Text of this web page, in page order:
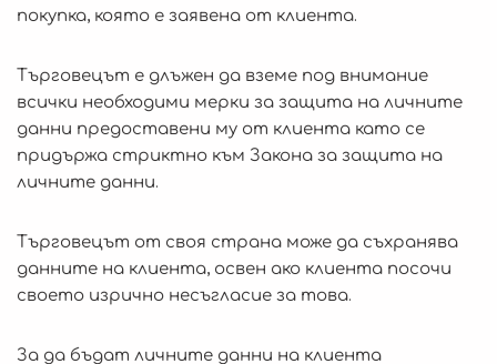
покупка, която е заявена от клиента.
Търговецът е длъжен да вземе под внимание
всички необходими мерки за защита на личните
данни предоставени му от клиента като се
придържа стриктно към Закона за защита на
личните данни.
Търговецът от своя страна може да съхранява
данните на клиента, освен ако клиента посочи
своето изрично несъгласие за това.
За да бъдат личните данни на клиента